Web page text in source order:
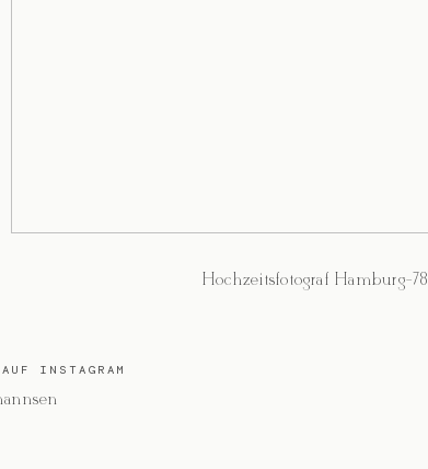
Hochzeitsfotograf Hamburg-78
INSTAGRAM